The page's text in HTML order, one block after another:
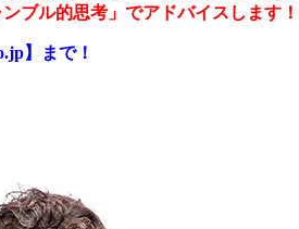
ブル的思考」でアドバイスします！
】まで！